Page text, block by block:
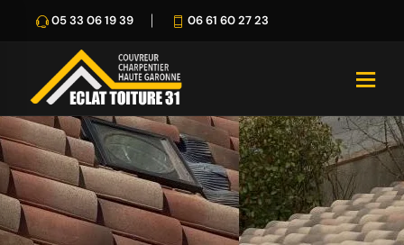
05 33 06 19 39 06 61 60 27 23